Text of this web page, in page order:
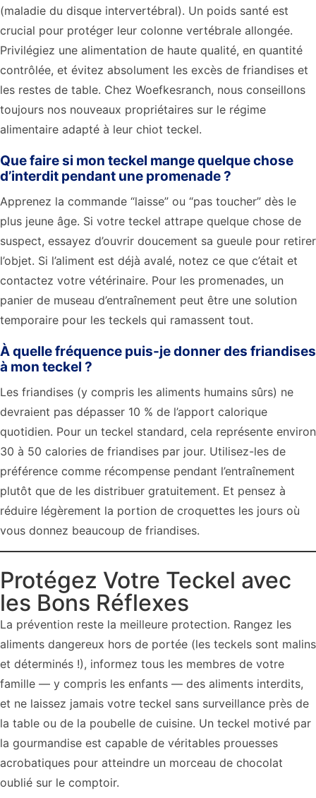
(maladie du disque intervertébral). Un poids santé est
crucial pour protéger leur colonne vertébrale allongée.
Privilégiez une alimentation de haute qualité, en quantité
contrôlée, et évitez absolument les excès de friandises et
les restes de table. Chez Woefkesranch, nous conseillons
toujours nos nouveaux propriétaires sur le régime
alimentaire adapté à leur chiot teckel.
Que faire si mon teckel mange quelque chose
d’interdit pendant une promenade ?
Apprenez la commande “laisse” ou “pas toucher” dès le
plus jeune âge. Si votre teckel attrape quelque chose de
suspect, essayez d’ouvrir doucement sa gueule pour retirer
l’objet. Si l’aliment est déjà avalé, notez ce que c’était et
contactez votre vétérinaire. Pour les promenades, un
panier de museau d’entraînement peut être une solution
temporaire pour les teckels qui ramassent tout.
À quelle fréquence puis-je donner des friandises
à mon teckel ?
Les friandises (y compris les aliments humains sûrs) ne
devraient pas dépasser 10 % de l’apport calorique
quotidien. Pour un teckel standard, cela représente environ
30 à 50 calories de friandises par jour. Utilisez-les de
préférence comme récompense pendant l’entraînement
plutôt que de les distribuer gratuitement. Et pensez à
réduire légèrement la portion de croquettes les jours où
vous donnez beaucoup de friandises.
Protégez Votre Teckel avec
les Bons Réflexes
La prévention reste la meilleure protection. Rangez les
aliments dangereux hors de portée (les teckels sont malins
et déterminés !), informez tous les membres de votre
famille — y compris les enfants — des aliments interdits,
et ne laissez jamais votre teckel sans surveillance près de
la table ou de la poubelle de cuisine. Un teckel motivé par
la gourmandise est capable de véritables prouesses
acrobatiques pour atteindre un morceau de chocolat
oublié sur le comptoir.